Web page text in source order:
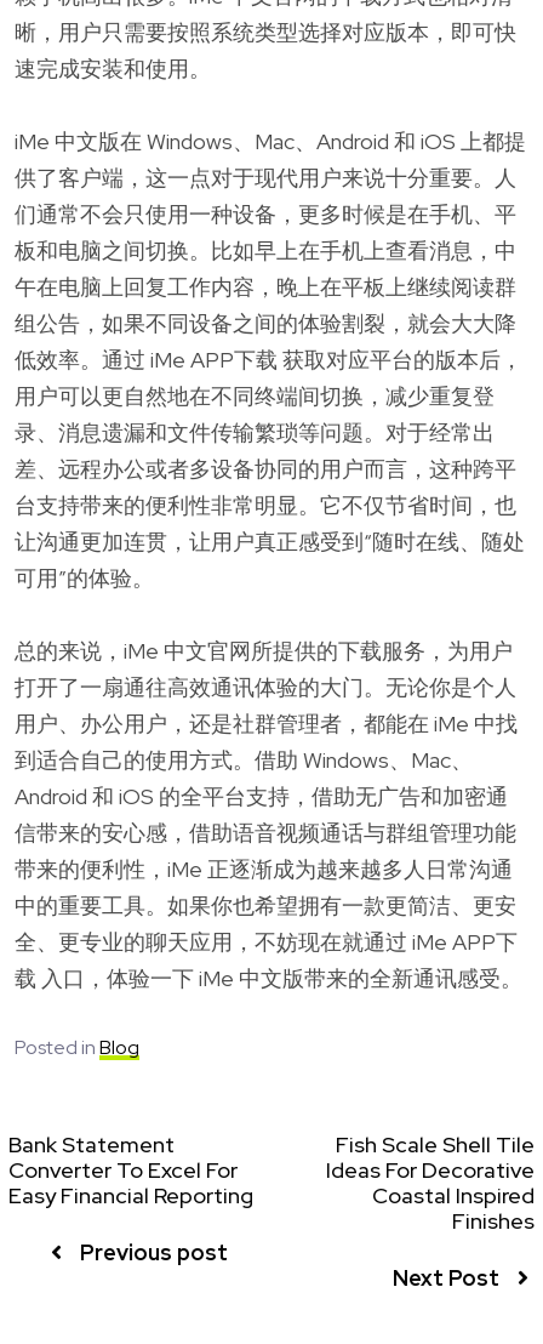
晰，用户只需要按照系统类型选择对应版本，即可快
速完成安装和使用。
iMe 中文版在 Windows、Mac、Android 和 iOS 上都提
供了客户端，这一点对于现代用户来说十分重要。人
们通常不会只使用一种设备，更多时候是在手机、平
板和电脑之间切换。比如早上在手机上查看消息，中
午在电脑上回复工作内容，晚上在平板上继续阅读群
组公告，如果不同设备之间的体验割裂，就会大大降
低效率。通过 iMe APP下载 获取对应平台的版本后，
用户可以更自然地在不同终端间切换，减少重复登
录、消息遗漏和文件传输繁琐等问题。对于经常出
差、远程办公或者多设备协同的用户而言，这种跨平
台支持带来的便利性非常明显。它不仅节省时间，也
让沟通更加连贯，让用户真正感受到“随时在线、随处
可用”的体验。
总的来说，iMe 中文官网所提供的下载服务，为用户
打开了一扇通往高效通讯体验的大门。无论你是个人
用户、办公用户，还是社群管理者，都能在 iMe 中找
到适合自己的使用方式。借助 Windows、Mac、
Android 和 iOS 的全平台支持，借助无广告和加密通
信带来的安心感，借助语音视频通话与群组管理功能
带来的便利性，iMe 正逐渐成为越来越多人日常沟通
中的重要工具。如果你也希望拥有一款更简洁、更安
全、更专业的聊天应用，不妨现在就通过 iMe APP下
载 入口，体验一下 iMe 中文版带来的全新通讯感受。
Posted inBlog
Bank Statement
Converter To Excel For
Easy Financial Reporting
Previous post
Fish Scale Shell Tile
Ideas For Decorative
Coastal Inspired
Finishes
Next Post